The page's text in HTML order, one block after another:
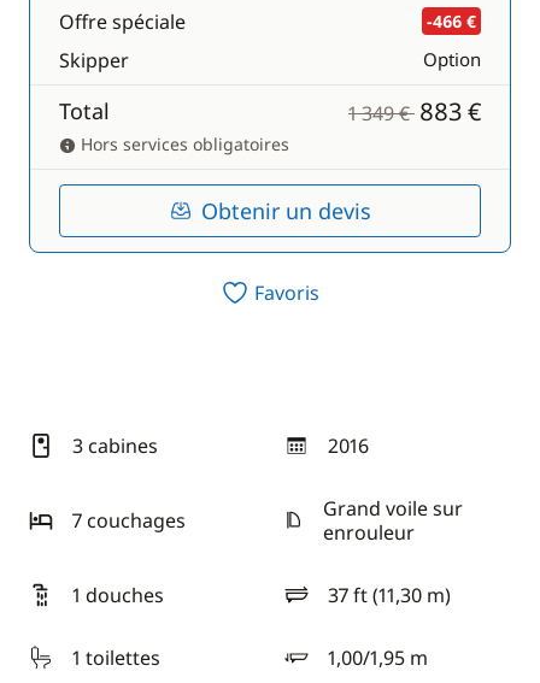
Offre spéciale -466 €
Skipper Option
Total 1 349 € 883 €
Hors services obligatoires
Obtenir un devis
Favoris
3 cabines 2016
année
7 couchages
Grand voile sur
enrouleur
1 douches 37 ft (11,30 m)
longueur
1 toilettes
1,00/1,95 m
tirant d'eau